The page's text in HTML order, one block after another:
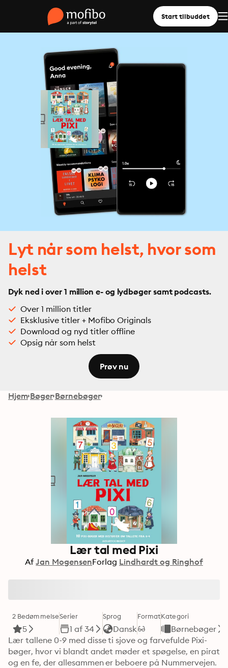
Start tilbuddet
Lyt når som helst, hvor som
helst
Dyk ned i over 1 million e- og lydbøger samt podcasts.
Over 1 million titler
Eksklusive titler + Mofibo Originals
Download og nyd titler offline
Opsig når som helst
Prøv nu
Hjem Bøger Børnebøger
Lær tal med Pixi
Af Jan MogensenForlag Lindhardt og Ringhof
2 Bedømmelse
5
Serier
1 af 34
Sprog
Dansk
FormatKategori
Børnebøger
Lær tallene 0-9 med disse ti sjove og farvefulde Pixi-
bøger, hvor vi blandt andet møder et spøgelse, en pirat